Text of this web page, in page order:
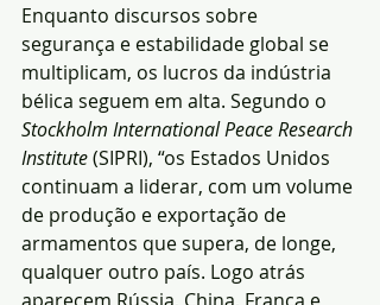
Enquanto discursos sobre
segurança e estabilidade global se
multiplicam, os lucros da indústria
bélica seguem em alta. Segundo o
Stockholm International Peace Research
Institute (SIPRI), “os Estados Unidos
continuam a liderar, com um volume
de produção e exportação de
armamentos que supera, de longe,
qualquer outro país. Logo atrás